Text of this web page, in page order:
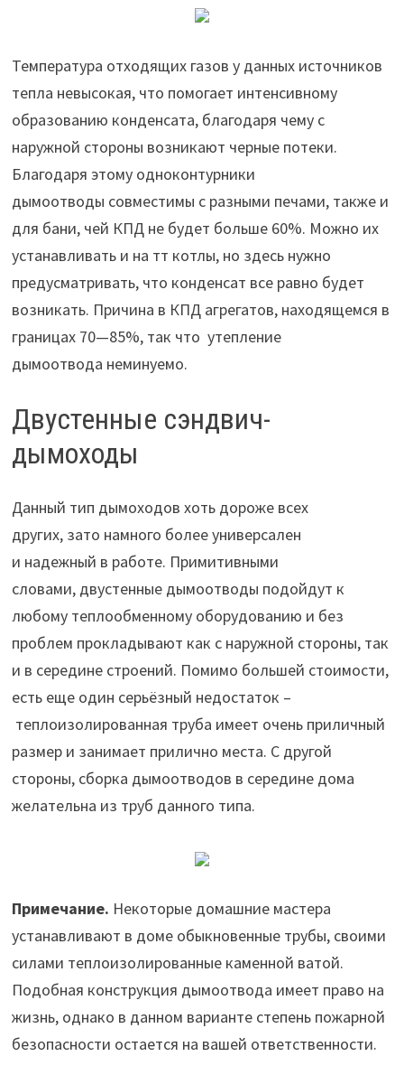
Температура отходящих газов у данных источников
тепла невысокая, что помогает интенсивному
образованию конденсата, благодаря чему с
наружной стороны возникают черные потеки.
Благодаря этому одноконтурники
дымоотводы совместимы с разными печами, также и
для бани, чей КПД не будет больше 60%. Можно их
устанавливать и на тт котлы, но здесь нужно
предусматривать, что конденсат все равно будет
возникать. Причина в КПД агрегатов, находящемся в
границах 70—85%, так что утепление
дымоотвода неминуемо.
Двустенные сэндвич-
дымоходы
Данный тип дымоходов хоть дороже всех
других, зато намного более универсален
и надежный в работе. Примитивными
словами, двустенные дымоотводы подойдут к
любому теплообменному оборудованию и без
проблем прокладывают как с наружной стороны, так
и в середине строений. Помимо большей стоимости,
есть еще один серьёзный недостаток –
теплоизолированная труба имеет очень приличный
размер и занимает прилично места. С другой
стороны, сборка дымоотводов в середине дома
желательна из труб данного типа.
Примечание. Некоторые домашние мастера
устанавливают в доме обыкновенные трубы, своими
силами теплоизолированные каменной ватой.
Подобная конструкция дымоотвода имеет право на
жизнь, однако в данном варианте степень пожарной
безопасности остается на вашей ответственности.